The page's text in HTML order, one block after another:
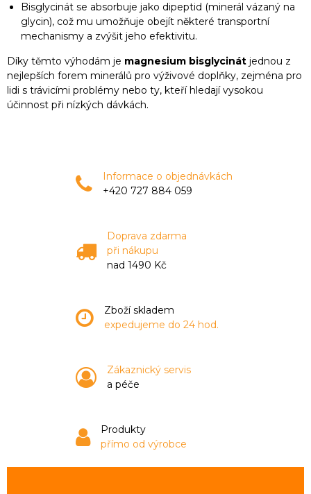
Bisglycinát se absorbuje jako dipeptid (minerál vázaný na
glycin), což mu umožňuje obejít některé transportní
mechanismy a zvýšit jeho efektivitu.
Díky těmto výhodám je magnesium bisglycinát jednou z
nejlepších forem minerálů pro výživové doplňky, zejména pro
lidi s trávicími problémy nebo ty, kteří hledají vysokou
účinnost při nízkých dávkách.
Informace o objednávkách
+420 727 884 059
Doprava zdarma
při nákupu
nad 1490 Kč
Zboží skladem
expedujeme do 24 hod.
Zákaznický servis
a péče
Produkty
přímo od výrobce